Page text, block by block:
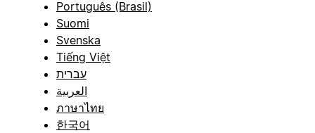
Português (Brasil)
Suomi
Svenska
Tiếng Việt
עברית
العربية
ภาษาไทย
한국어